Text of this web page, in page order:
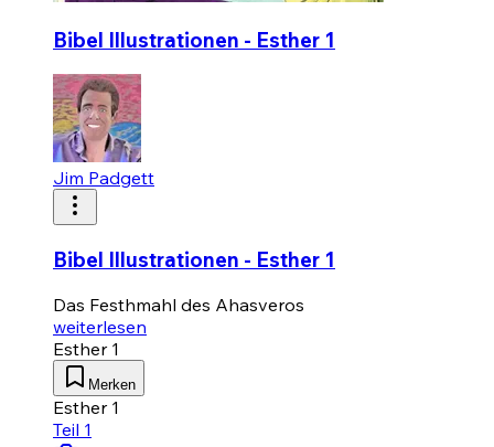
Bibel Illustrationen - Esther 1
Jim Padgett
Bibel Illustrationen - Esther 1
Das Festhmahl des Ahasveros
weiterlesen
Esther 1
Merken
Esther 1
Teil 1